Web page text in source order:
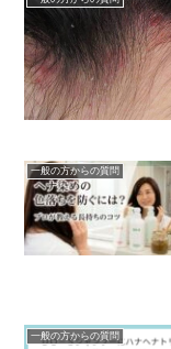
一般の方からの質問
一般の方からの質問